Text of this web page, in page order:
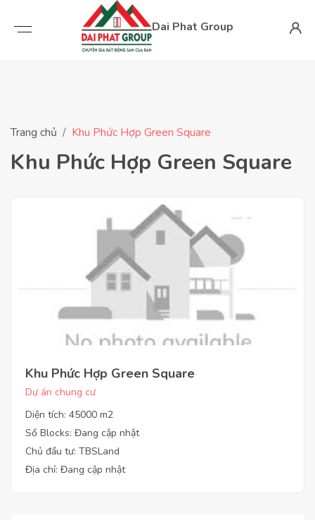
Dai Phat Group
Trang chủ Khu Phức Hợp Green Square
Khu Phức Hợp Green Square
Khu Phức Hợp Green Square
Dự án chung cư
Diện tích: 45000 m2
Số Blocks: Đang cập nhật
Chủ đầu tư: TBSLand
Địa chỉ: Đang cập nhật